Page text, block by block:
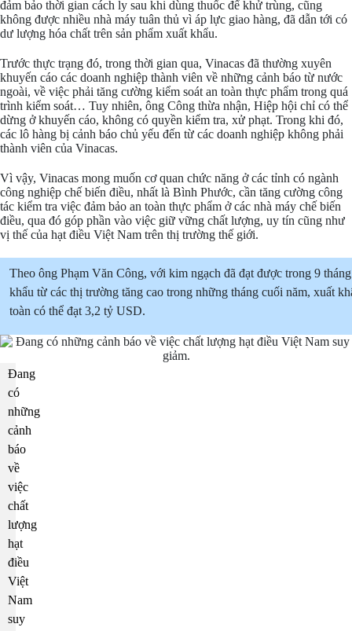
đảm bảo thời gian cách ly sau khi dùng thuốc để khử trùng, cũng
không được nhiều nhà máy tuân thủ vì áp lực giao hàng, đã dẫn tới có
dư lượng hóa chất trên sản phẩm xuất khẩu.
Trước thực trạng đó, trong thời gian qua, Vinacas đã thường xuyên
khuyến cáo các doanh nghiệp thành viên về những cảnh báo từ nước
ngoài, về việc phải tăng cường kiểm soát an toàn thực phẩm trong quá
trình kiểm soát… Tuy nhiên, ông Công thừa nhận, Hiệp hội chỉ có thể
dừng ở khuyến cáo, không có quyền kiểm tra, xử phạt. Trong khi đó,
các lô hàng bị cảnh báo chủ yếu đến từ các doanh nghiệp không phải
thành viên của Vinacas.
Vì vậy, Vinacas mong muốn cơ quan chức năng ở các tỉnh có ngành
công nghiệp chế biến điều, nhất là Bình Phước, cần tăng cường công
tác kiểm tra việc đảm bảo an toàn thực phẩm ở các nhà máy chế biến
điều, qua đó góp phần vào việc giữ vững chất lượng, uy tín cũng như
vị thế của hạt điều Việt Nam trên thị trường thế giới.
Theo ông Phạm Văn Công, với kim ngạch đã đạt được trong 9
khẩu từ các thị trường tăng cao trong những tháng cuối năm, xuất
toàn có thể đạt 3,2 tỷ USD.
Đang
có
những
cảnh
báo
về
việc
chất
lượng
hạt
điều
Việt
Nam
suy